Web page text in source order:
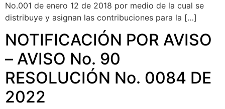
No.001 de enero 12 de 2018 por medio de la cual se
distribuye y asignan las contribuciones para la […]
NOTIFICACIÓN POR AVISO
– AVISO No. 90
RESOLUCIÓN No. 0084 DE
2022